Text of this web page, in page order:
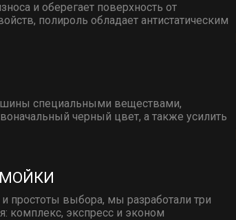
и оберегает поверхность от
полироль обладает антистатическим
специальными веществами,
черный цвет, а также усилить
простоты выбора, мы разработали три
комплекс, экспресс и эконом